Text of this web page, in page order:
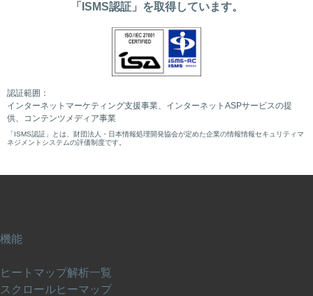
「ISMS認証」を取得しています。
認証範囲：
インターネットマーケティング支援事業、インターネットASPサービスの提
供、コンテンツメディア事業
「ISMS認証」とは、財団法人・日本情報処理開発協会が定めた企業の情報情報セキュリティマ
ネジメントシステムの評価制度です。
機能
ヒートマップ解析一覧
スクロールヒーマップ